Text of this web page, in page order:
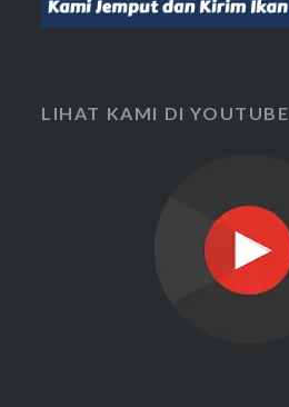
LIHAT KAMI DI YOUTUBE